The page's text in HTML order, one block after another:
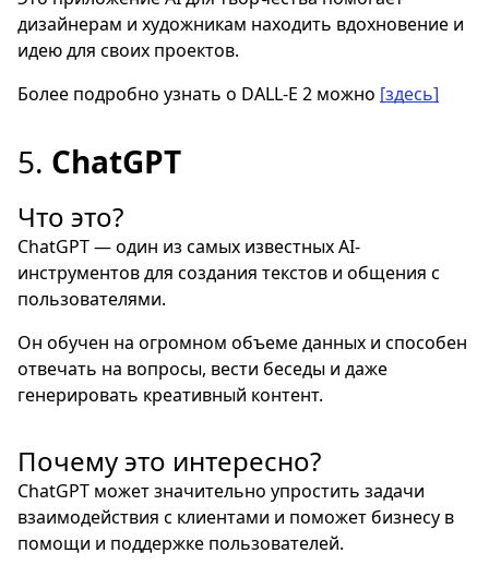
дизайнерам и художникам находить вдохновение и
идею для своих проектов.
Более подробно узнать о DALL-E 2 можно [здесь]
5. ChatGPT
Что это?
ChatGPT — один из самых известных AI-
инструментов для создания текстов и общения с
пользователями.
Он обучен на огромном объеме данных и способен
отвечать на вопросы, вести беседы и даже
генерировать креативный контент.
Почему это интересно?
ChatGPT может значительно упростить задачи
взаимодействия с клиентами и поможет бизнесу в
помощи и поддержке пользователей.